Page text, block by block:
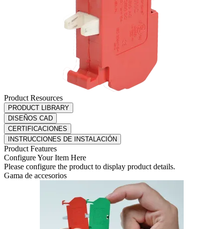
Product Resources
PRODUCT LIBRARY
DISEÑOS CAD
CERTIFICACIONES
INSTRUCCIONES DE INSTALACIÓN
Product Features
Configure Your Item Here
Please configure the product to display product details.
Gama de accesorios